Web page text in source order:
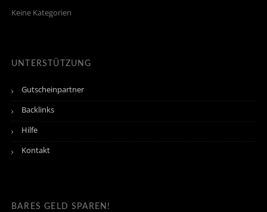
Keine Kategorien
UNTERSTÜTZUNG
Gutscheinpartner
Backlinks
Hilfe
Kontakt
BARES GELD SPAREN!